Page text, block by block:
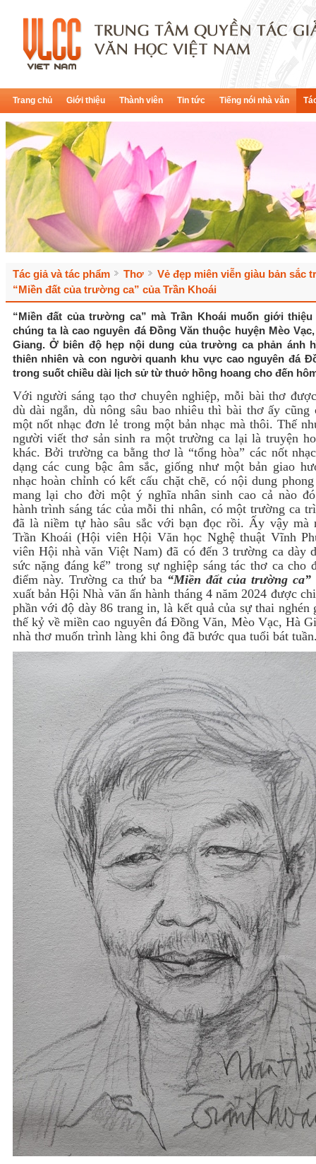
Trang chủ Giới thiệu Thành viên Tin tức Tiếng nói nhà văn
Tác giả và tác phẩm Thơ
Vẻ đẹp miên viễn giàu bản sắc
“Miền đất của trường ca” của Trần Khoái
“Miền đất của trường ca” mà Trần Khoái muốn giới
chúng ta là cao nguyên đá Đồng Văn thuộc huyện Mèo
Giang. Ở biên độ hẹp nội dung của trường ca phản ánh
thiên nhiên và con người quanh khu vực cao nguyên đá
trong suốt chiều dài lịch sử từ thuở hồng hoang cho đến
Với người sáng tạo thơ chuyên nghiệp, mỗi bài thơ
dù dài ngắn, dù nông sâu bao nhiêu thì bài thơ ấy cũng
một nốt nhạc đơn lẻ trong một bản nhạc mà thôi. Thế
người viết thơ sản sinh ra một trường ca lại là truyện
khác. Bởi trường ca bằng thơ là “tổng hòa” các nốt
dạng các cung bậc âm sắc, giống như một bản giao
nhạc hoàn chỉnh có kết cấu chặt chẽ, có nội dung
mang lại cho đời một ý nghĩa nhân sinh cao cả nào
hành trình sáng tác của mỗi thi nhân, có một trường ca
đã là niềm tự hào sâu sắc với bạn đọc rồi. Ấy vậy mà
Trần Khoái (Hội viên Hội Văn học Nghệ thuật Vĩnh
viên Hội nhà văn Việt Nam) đã có đến 3 trường ca dày
sức nặng đáng kể” trong sự nghiệp sáng tác thơ ca cho
điểm này. Trường ca thứ ba “Miền đất của trường ca”
xuất bản Hội Nhà văn ấn hành tháng 4 năm 2024 được
phần với độ dày 86 trang in, là kết quả của sự thai nghén
thế kỷ về miền cao nguyên đá Đồng Văn, Mèo Vạc, Hà
nhà thơ muốn trình làng khi ông đã bước qua tuổi bát